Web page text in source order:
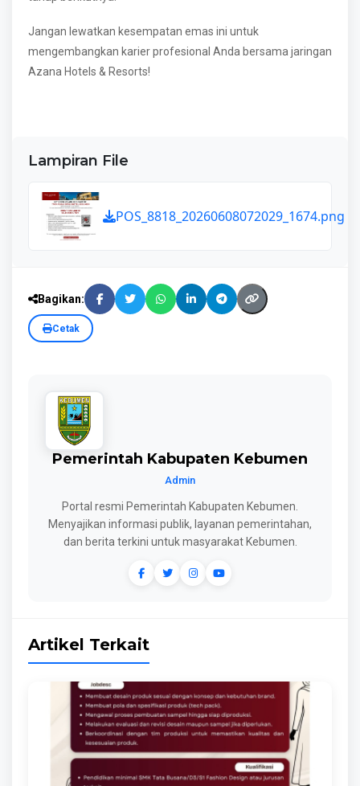
Jangan lewatkan kesempatan emas ini untuk
mengembangkan karier profesional Anda bersama jaringan
Azana Hotels & Resorts!
Lampiran File
POS_8818_20260608072029_1674.png
Bagikan:
Cetak
Pemerintah Kabupaten Kebumen
Admin
Portal resmi Pemerintah Kabupaten Kebumen.
Menyajikan informasi publik, layanan pemerintahan,
dan berita terkini untuk masyarakat Kebumen.
Artikel Terkait